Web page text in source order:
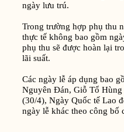
ngày lưu trú.
Trong trường hợp phụ thu
thực tế không bao gồm
phụ thu sẽ được hoàn lại
lãi suất.
Các ngày lễ áp dụng bao
Nguyên Đán, Giỗ Tổ
(30/4), Ngày Quốc tế Lao
ngày lễ khác theo công bố